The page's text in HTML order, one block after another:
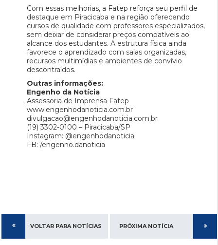
Com essas melhorias, a Fatep reforça seu perfil de
destaque em Piracicaba e na região oferecendo
cursos de qualidade com professores especializados,
sem deixar de considerar preços compatíveis ao
alcance dos estudantes. A estrutura física ainda
favorece o aprendizado com salas organizadas,
recursos multimídias e ambientes de convívio
descontraídos.
Outras informações:
Engenho da Notícia
Assessoria de Imprensa Fatep
www.engenhodanoticia.com.br
divulgacao@engenhodanoticia.com.br
(19) 3302-0100 – Piracicaba/SP
Instagram: @engenhodanoticia
FB: /engenho.danoticia
VOLTAR PARA NOTÍCIAS PRÓXIMA NOTÍCIA